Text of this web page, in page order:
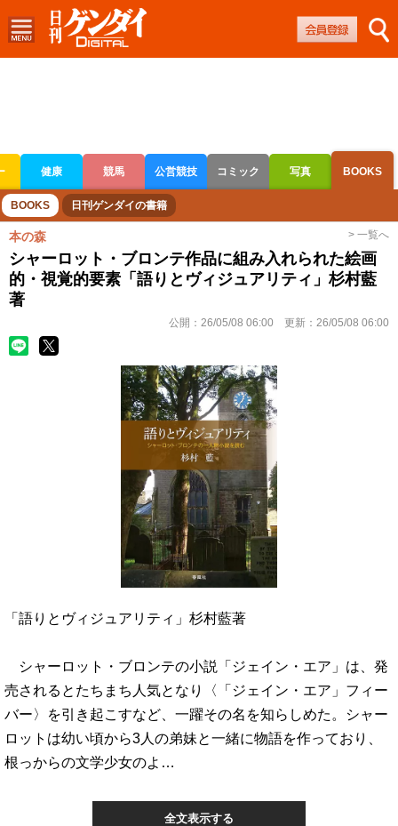
健康 競馬 公営競技 コミック 写真 BOOKS
ボートレース 競輪 オートレース
BOOKS 日刊ゲンダイの書籍
本の森 > 一覧へ
シャーロット・ブロンテ作品に組み入れられた絵画
的・視覚的要素「語りとヴィジュアリティ」杉村藍
著
公開： 26/05/08 06:00 更新： 26/05/08 06:00
「語りとヴィジュアリティ」杉村藍著
シャーロット・ブロンテの小説「ジェイン・エア」は、発
売されるとたちまち人気となり〈「ジェイン・エア」フィー
バー〉を引き起こすなど、一躍その名を知らしめた。シャー
ロットは幼い頃から3人の弟妹と一緒に物語を作っており、
根っからの文学少女のよ…
全文表示する